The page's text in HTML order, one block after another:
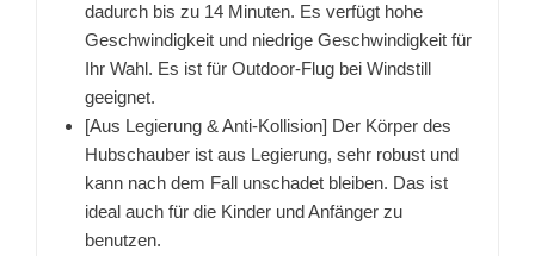
dadurch bis zu 14 Minuten. Es verfügt hohe
Geschwindigkeit und niedrige Geschwindigkeit für
Ihr Wahl. Es ist für Outdoor-Flug bei Windstill
geeignet.
[Aus Legierung & Anti-Kollision] Der Körper des
Hubschauber ist aus Legierung, sehr robust und
kann nach dem Fall unschadet bleiben. Das ist
ideal auch für die Kinder und Anfänger zu
benutzen.